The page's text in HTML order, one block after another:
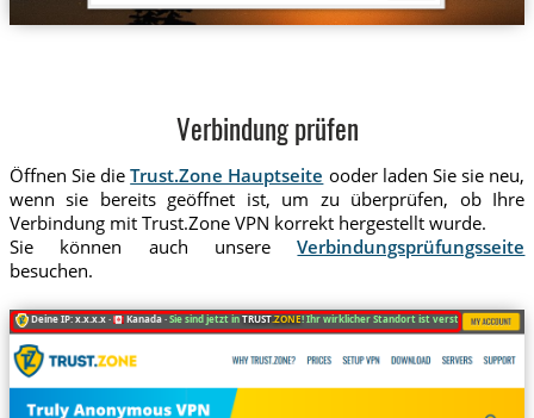
Verbindung prüfen
Öffnen Sie dieTrust.Zone Hauptseite ooder laden Sie sie neu,
wenn sie bereits geöffnet ist, um zu überprüfen, ob Ihre
Verbindung mit Trust.Zone VPN korrekt hergestellt wurde.
Sie können auch unsereVerbindungsprüfungsseite
besuchen.
Deine IP: x.x.x.x · Kanada ·Sie sind jetzt inTRUST.ZONE! Ihr wirklicher Standort ist versteckt!